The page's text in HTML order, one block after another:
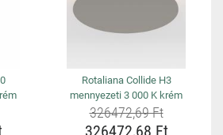
Rotaliana Collide H3
mennyezeti 3 000 K krém
326472,69 Ft
326472,68 Ft